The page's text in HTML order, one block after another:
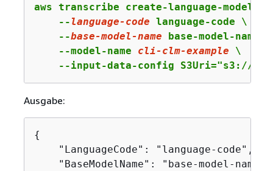
aws transcribe create-language-model \
    --
language-code language-code \
    --
base-model-name base-model-name \
    --model-name
cli-clm-example \
--input-data-config S3Uri="s3://
Ausgabe:
{
    "LanguageCode": "language-code",
    "BaseModelName": "base-model-name",